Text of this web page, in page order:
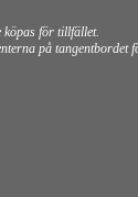
köpas för tillfället.
på tangentbordet